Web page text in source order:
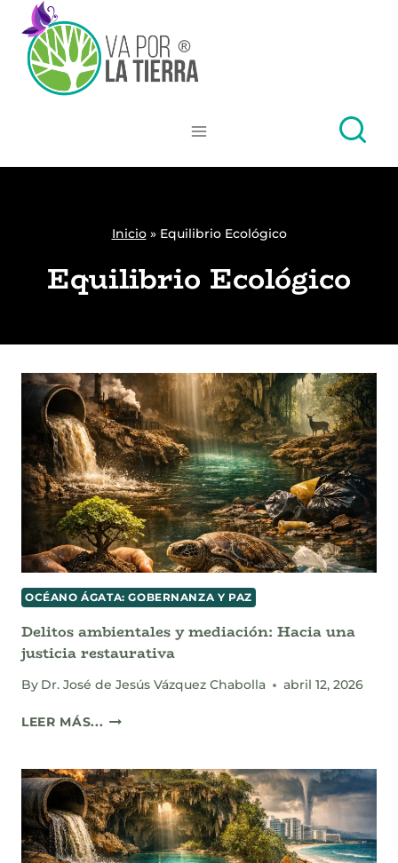
Skip
content
Inicio» Equilibrio Ecológico
Equilibrio Ecológico
OCÉANO ÁGATA: GOBERNANZA Y PAZ
Delitos ambientales y mediación: Hacia una
justicia restaurativa
By Dr. José de Jesús Vázquez Chabolla abril 12, 2026
LEER MÁS... DELITOS
MEDIACIÓN:
HACIA
UNA
JUSTICIA
RESTAURATIVA